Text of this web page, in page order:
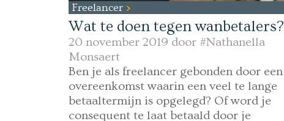
Freelancer
Wat te doen tegen wanbetalers?
20 november 2019 door #Nathanella
Monsaert
Ben je als freelancer gebonden door een
overeenkomst waarin een veel te lange
betaaltermijn is opgelegd? Of word je
consequent te laat betaald door je